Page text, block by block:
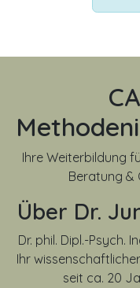
Ihre Weiterbildung
Beratung &
Über Dr.
Dr. phil. Dipl.-Psych.
Ihr
seit ca. 20